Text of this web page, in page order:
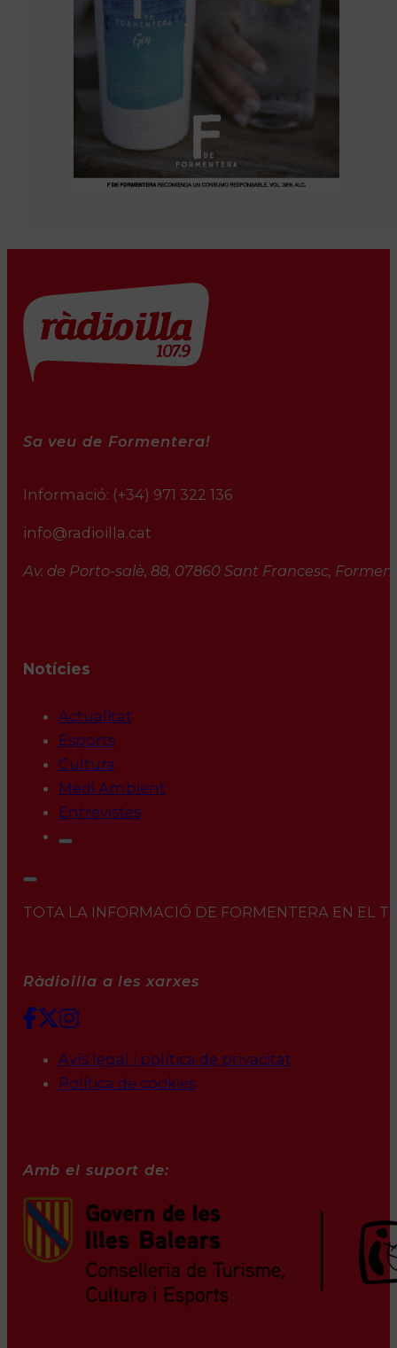
Sa veu de Formentera!
Informació: (+34) 971 322 136
info@radioilla.cat
Av. de Porto-salè, 88, 07860 Sant Francesc,
Notícies
Actualitat
Esports
Cultura
Medi Ambient
Entrevistes
TOTA LA INFORMACIÓ DE FORMENTERA EN EL
Ràdioilla a les xarxes
Avís legal i política de privacitat
Política de cookies
Amb el suport de: